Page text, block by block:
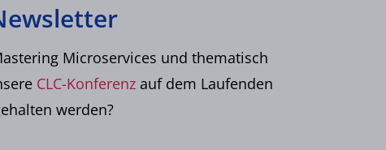
Microservices und thematisch
CLC-Konferenzauf dem Laufenden
werden?